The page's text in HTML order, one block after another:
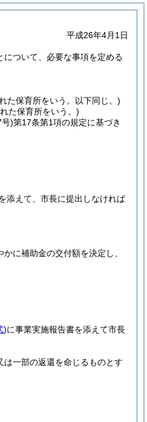
平成26年4月1日
ついて、必要な事項を定める
た保育所をいう。以下同じ。)
た保育所をいう。)
)第17条第1項の規定に基づき
添えて、市長に提出しなければ
に補助金の交付額を決定し、
)に事業実施報告書を添えて市長
一部の返還を命じるものとす